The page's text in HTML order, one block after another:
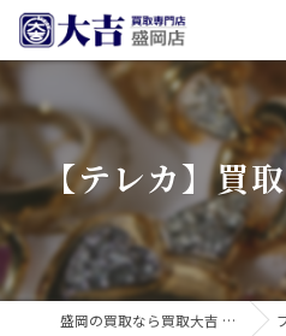
【テレカ】買
盛岡の買取なら買取大吉 盛岡店 ブ